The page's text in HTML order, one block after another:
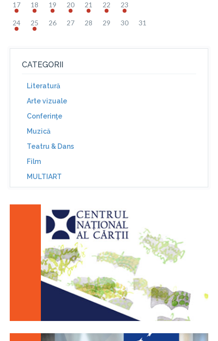
17 18 19 20 21 22 23
24 25 26 27 28 29 30 31
CATEGORII
Literatură
Arte vizuale
Conferinţe
Muzică
Teatru & Dans
Film
MULTIART